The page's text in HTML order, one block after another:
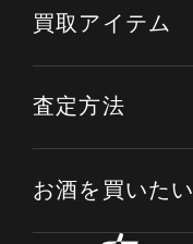
買取アイテム
査定方法
お酒を買いたい